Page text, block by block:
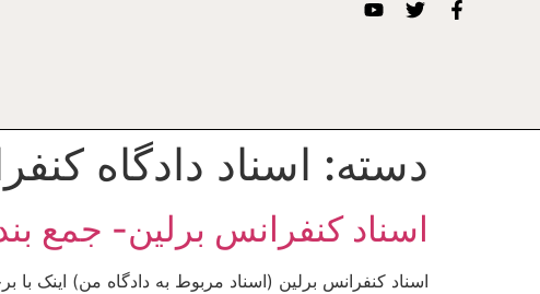
دسته: اسناد دادگاه
اسناد کنفرانس برلین- جمع
اسناد کنفرانس برلین (اسناد مربوط به دادگاه من) اینک